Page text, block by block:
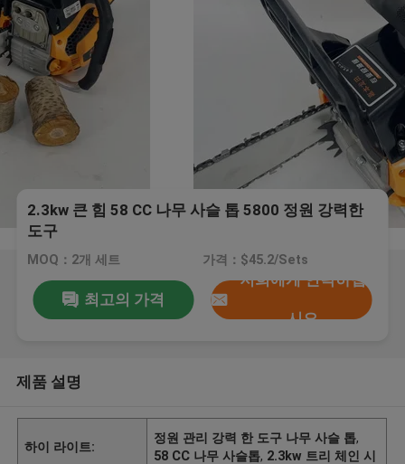
2.3kw 큰 힘 58 CC 나무 사슬 톱 5800 정원 강력한
도구
MOQ：2개 세트 가격：$45.2/Sets
최고의 가격
저희에게 연락하십
시오
제품 설명
하이 라이트:
정원 관리 강력 한 도구 나무 사슬 톱,
58 CC 나무 사슬톱, 2.3kw 트리 체인 시